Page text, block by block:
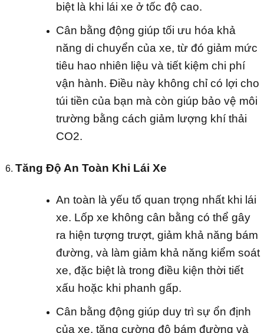
biệt là khi lái xe ở tốc độ cao.
Cân bằng động giúp tối ưu hóa khả
năng di chuyển của xe, từ đó giảm mức
tiêu hao nhiên liệu và tiết kiệm chi phí
vận hành. Điều này không chỉ có lợi cho
túi tiền của bạn mà còn giúp bảo vệ môi
trường bằng cách giảm lượng khí thải
CO2.
Tăng Độ An Toàn Khi Lái Xe
An toàn là yếu tố quan trọng nhất khi lái
xe. Lốp xe không cân bằng có thể gây
ra hiện tượng trượt, giảm khả năng bám
đường, và làm giảm khả năng kiểm soát
xe, đặc biệt là trong điều kiện thời tiết
xấu hoặc khi phanh gấp.
Cân bằng động giúp duy trì sự ổn định
của xe, tăng cường độ bám đường và